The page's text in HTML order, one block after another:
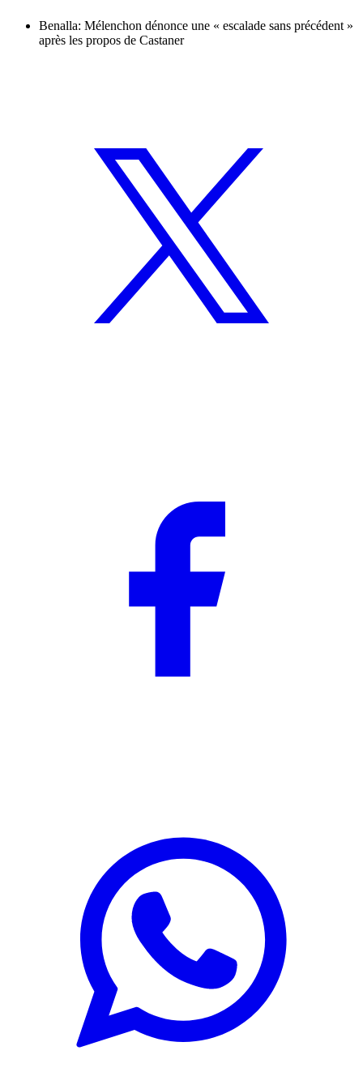
Benalla: Mélenchon dénonce une « escalade sans précédent »
après les propos de Castaner